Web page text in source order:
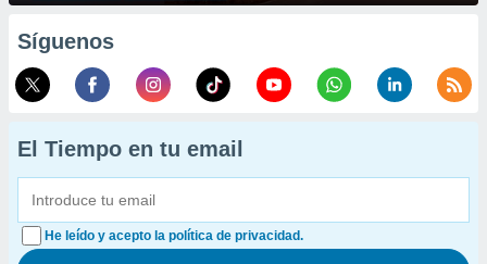
Síguenos
El Tiempo en tu email
He leído y acepto la política de privacidad.